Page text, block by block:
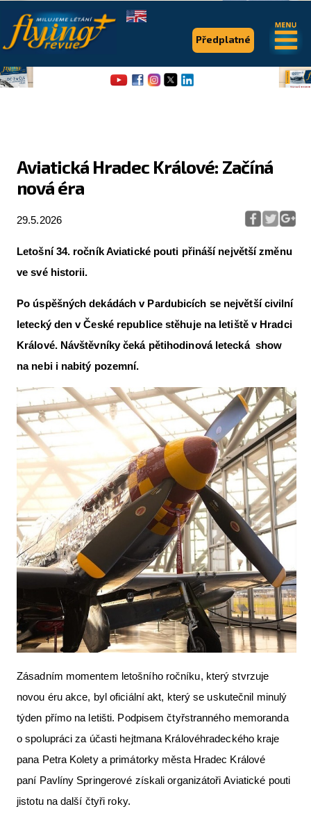
Aviatická Hradec Králové: Začíná
nová éra
29.5.2026
Letošní 34. ročník Aviatické pouti přináší největší změnu
ve své historii.
Po úspěšných dekádách v Pardubicích se největší civilní
letecký den v České republice stěhuje na letiště v Hradci
Králové. Návštěvníky čeká pětihodinová letecká show
na nebi i nabitý pozemní.
Zásadním momentem letošního ročníku, který stvrzuje
novou éru akce, byl oficiální akt, který se uskutečnil minulý
týden přímo na letišti. Podpisem čtyřstranného memoranda
o spolupráci za účasti hejtmana Královéhradeckého kraje
pana Petra Kolety a primátorky města Hradec Králové
paní Pavlíny Springerové získali organizátoři Aviatické pouti
jistotu na další čtyři roky.
Předplatné
.
Série & speciály
Letecká videa
Aktuální FR + archiv
VFR Communication app
The SAFE Guide app
Nabídky práce v letectví
Inzerujte s námi
E-SHOP